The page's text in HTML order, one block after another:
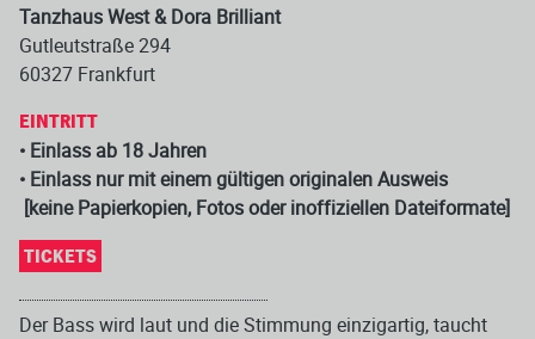
Tanzhaus West & Dora Brilliant
Gutleutstraße 294
60327 Frankfurt
EINTRITT
• Einlass ab 18 Jahren
• Einlass nur mit einem gültigen originalen Ausweis
[keine Papierkopien, Fotos oder inoffiziellen Dateiformate]
TICKETS
Der Bass wird laut und die Stimmung einzigartig, taucht